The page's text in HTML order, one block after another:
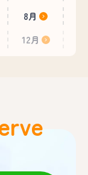
8月
12月